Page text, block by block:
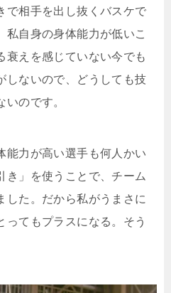
で相手を出し抜くバスケで
私自身の身体能力が低いこ
衰えを感じていない今でも
しないので、どうしても技
のです。
能力が高い選手も何人かい
き」を使うことで、チーム
した。だから私がうまさに
ってもプラスになる。そう